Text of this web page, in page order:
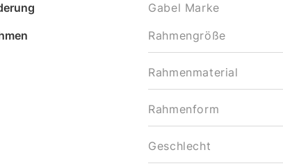
Gabel Marke
Rahmengröße
Rahmenmaterial
Rahmenform
Geschlecht